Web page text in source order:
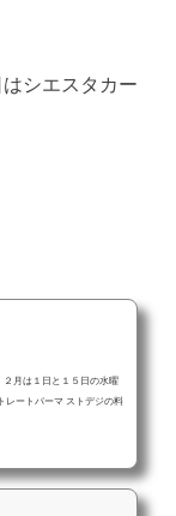
シエスタカー
２月は１日と１５日の水曜
レートパーマ ストデジの料